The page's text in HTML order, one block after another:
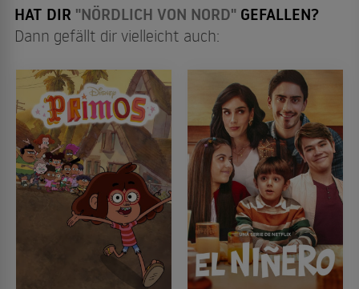
01 Episode 1
HAT DIR "NÖRDLICH VON NORD" GEFALLEN?
Dann gefällt dir vielleicht auch: